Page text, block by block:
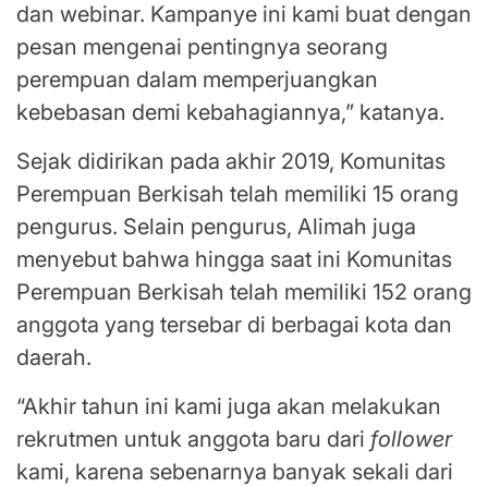
dan webinar. Kampanye ini kami buat dengan
pesan mengenai pentingnya seorang
perempuan dalam memperjuangkan
kebebasan demi kebahagiannya,” katanya.
Sejak didirikan pada akhir 2019, Komunitas
Perempuan Berkisah telah memiliki 15 orang
pengurus. Selain pengurus, Alimah juga
menyebut bahwa hingga saat ini Komunitas
Perempuan Berkisah telah memiliki 152 orang
anggota yang tersebar di berbagai kota dan
daerah.
“Akhir tahun ini kami juga akan melakukan
rekrutmen untuk anggota baru dari follower
kami, karena sebenarnya banyak sekali dari